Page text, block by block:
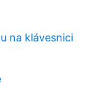
na klávesnici